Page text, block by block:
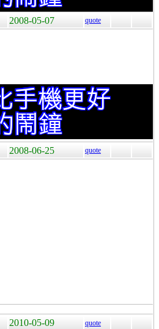
2008-05-07 quote
2008-06-25 quote
2010-05-09 quote